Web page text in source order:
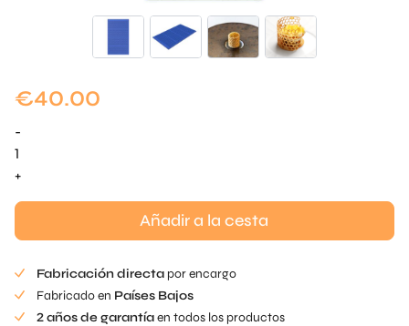
€40.00
-
Cilindro
Honeygrid
+
Añadir a la cesta
Fabricación directa por encargo
Fabricado en Países Bajos
2 años de garantíaen todos los productos